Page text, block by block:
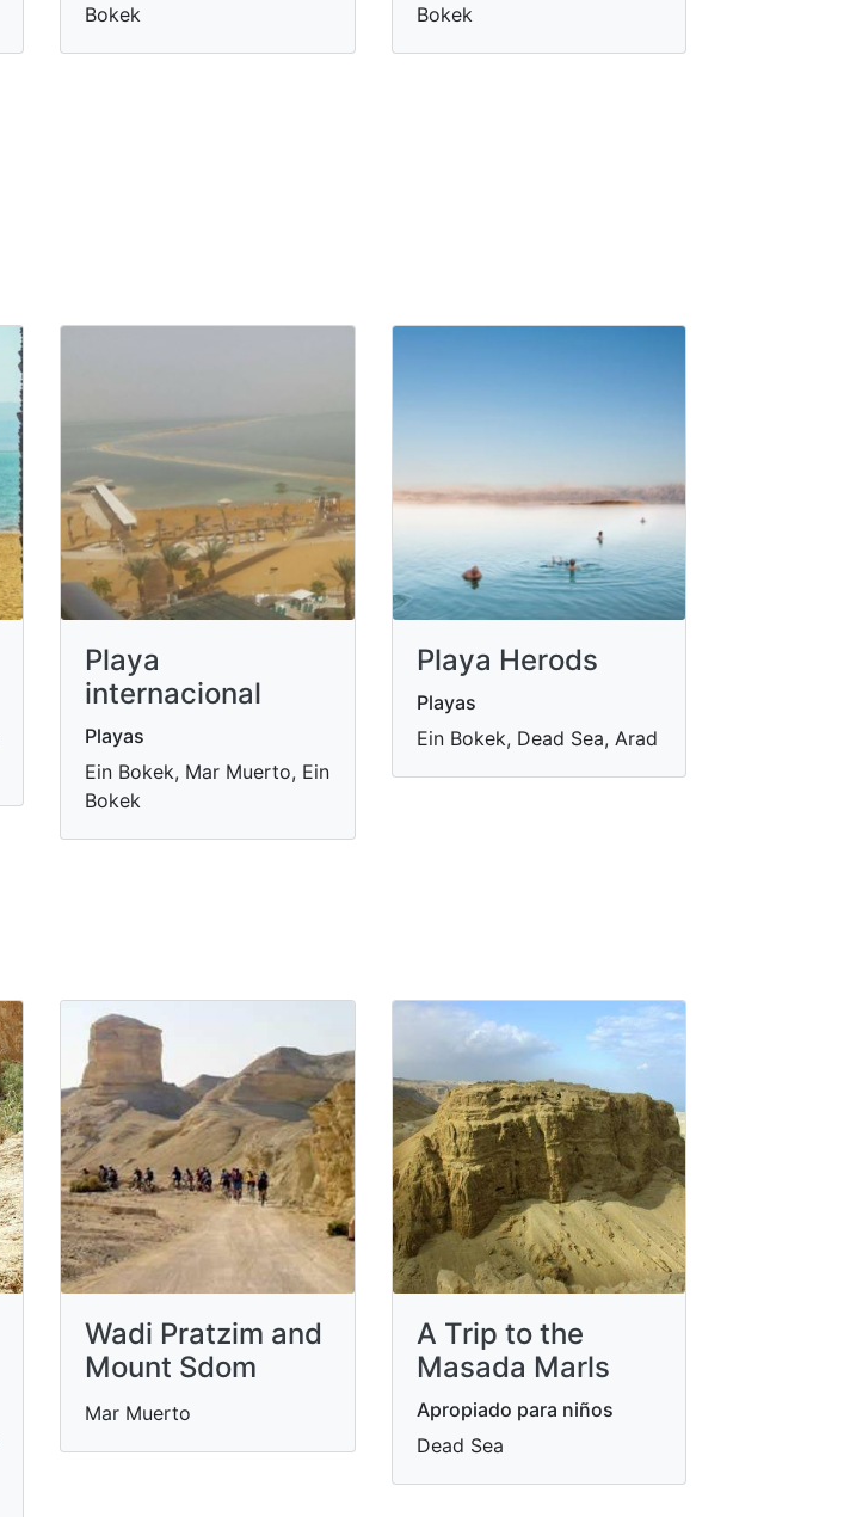
Bokek
Bokek
Playa
internacional
Playas
Ein Bokek, Mar Muerto, Ein
Bokek
Playa Herods
Playas
Ein Bokek, Dead Sea, Arad
Wadi Pratzim and
Mount Sdom
Mar Muerto
A Trip to the
Masada Marls
Apropiado para niños
Dead Sea